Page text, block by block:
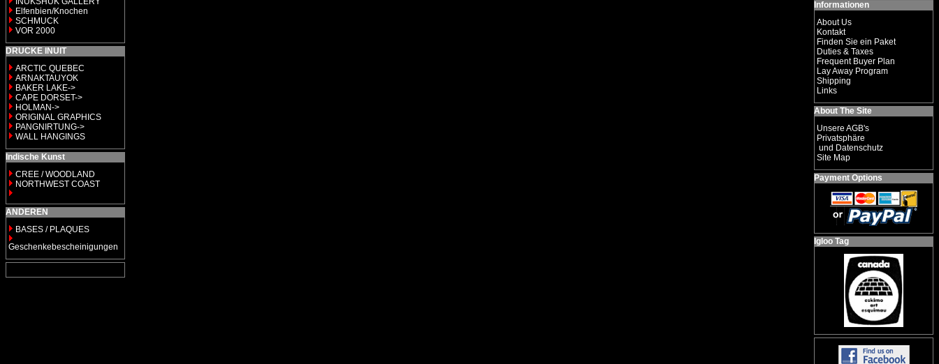
Elfenbien/Knochen
SCHMUCK
VOR 2000
DRUCKE INUIT
ARCTIC QUEBEC
ARNAKTAUYOK
BAKER LAKE->
CAPE DORSET->
HOLMAN->
ORIGINAL GRAPHICS
PANGNIRTUNG->
WALL HANGINGS
Indische Kunst
CREE / WOODLAND
NORTHWEST COAST
ANDEREN
BASES / PLAQUES
Geschenkebescheinigungen
Informationen
About Us
Kontakt
Finden Sie ein Paket
Duties & Taxes
Frequent Buyer Plan
Lay Away Program
Shipping
Links
About The Site
Unsere AGB's
Privatsphäre
und Datenschutz
Site Map
Payment Options
Igloo Tag